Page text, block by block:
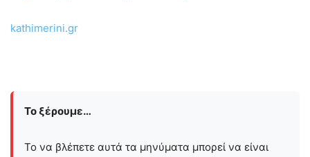
kathimerini.gr
Το ξέρουμε…
Το να βλέπετε αυτά τα μηνύματα μπορεί να είναι